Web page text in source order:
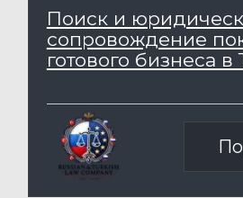
КОНСУЛЬТАЦИЯ ПО
ЮРИДИЧЕСКИМ
ВОПРОСАМ В ТУРЦИИ